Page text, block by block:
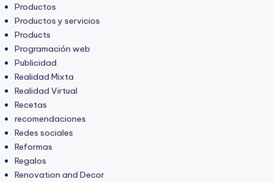
Productos
Productos y servicios
Products
Programación web
Publicidad
Realidad Mixta
Realidad Virtual
Recetas
recomendaciones
Redes sociales
Reformas
Regalos
Renovation and Decor